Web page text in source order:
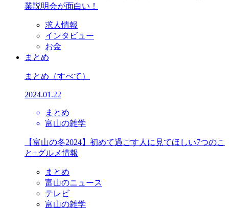
業説明会が面白い！
求人情報
インタビュー
お金
まとめ
まとめ （すべて）
2024.01.22
まとめ
富山の雑学
【富山の冬2024】初めて過ごす人に見てほしい7つのこ
と+グルメ情報
まとめ
富山のニュース
テレビ
富山の雑学